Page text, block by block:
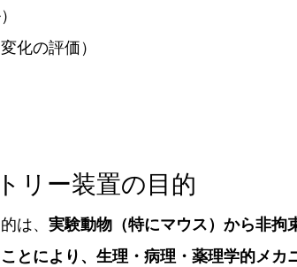
化の評価）
リー装置の目的
は、 実験動物（特にマウス）から非拘
とにより、生理・病理・薬理学的メカ